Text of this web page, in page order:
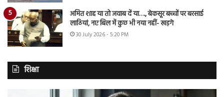
अमित शाह या तो जवाब दें या…., बेकसूर बच्चों पर बरसाई
लाठियां, नए बिल में कुछ भी नया नहीं- खड़गे
30 July 2026 - 5:20 PM
शिक्षा